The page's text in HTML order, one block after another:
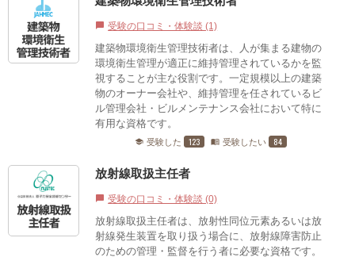
chat_bubble 受験の口コミ・体験談 (1)
建築物環境衛生管理技術者は、人が集まる建物の
環境衛生管理が適正に維持管理されているかを監
視することが主な役割です。一定規模以上の建築
物のオーナー会社や、維持管理を任されているビ
ル管理会社・ビルメンテナンス会社において特に
有用な資格です。
school 受験した 123 menu_book 受験したい 84
放射線取扱主任者
chat_bubble 受験の口コミ・体験談 (0)
放射線取扱主任者は、放射性同位元素あるいは放
射線発生装置を取り扱う場合に、放射線障害防止
のための管理・監督を行う者に必要な資格です。